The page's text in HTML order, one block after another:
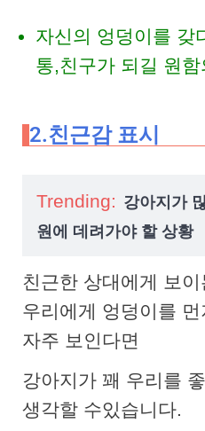
자신의 엉덩이를 갖
통,친구가 되길 원함
2.친근감 표시
Trending: 강아지가
원에 데려가야 할 상황
친근한 상대에게 보
우리에게 엉덩이를
자주 보인다면
강아지가 꽤 우리를
생각할 수있습니다.